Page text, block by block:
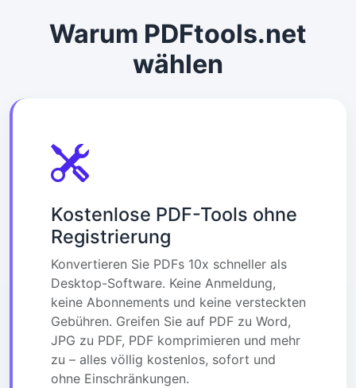
Warum PDFtools.net
wählen
Kostenlose PDF-Tools ohne
Registrierung
Konvertieren Sie PDFs 10x schneller als
Desktop-Software. Keine Anmeldung,
keine Abonnements und keine versteckten
Gebühren. Greifen Sie auf PDF zu Word,
JPG zu PDF, PDF komprimieren und mehr
zu – alles völlig kostenlos, sofort und
ohne Einschränkungen.